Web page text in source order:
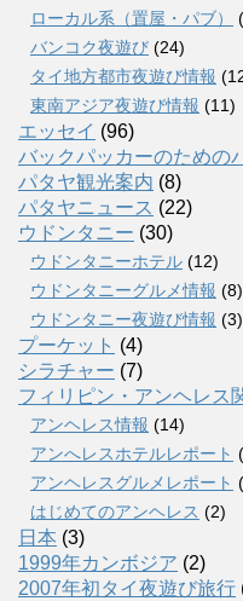
ローカル系（置屋・パブ）
バンコク夜遊び (24)
タイ地方都市夜遊び情報
東南アジア夜遊び情報 (11)
エッセイ (96)
バックパッカーのための
パタヤ観光案内 (8)
パタヤニュース (22)
ウドンタニー (30)
ウドンタニーホテル (12)
ウドンタニーグルメ情報 (8)
ウドンタニー夜遊び情報 (3)
プーケット (4)
シラチャー (7)
フィリピン・アンヘレス
アンヘレス情報 (14)
アンへレスホテルレポート
アンヘレスグルメレポート
はじめてのアンヘレス (2)
日本 (3)
1999年カンボジア (2)
2007年初タイ夜遊び旅行